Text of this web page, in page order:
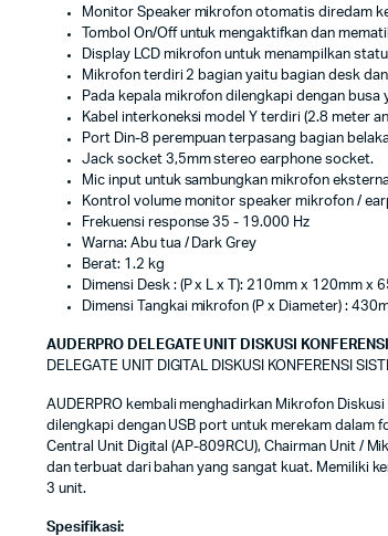
Monitor Speaker mikrofon otomatis diredam
Tombol On/Off untuk mengaktifkan dan
Display LCD mikrofon untuk menampilkan
Mikrofon terdiri 2 bagian yaitu bagian desk
Pada kepala mikrofon dilengkapi dengan
Kabel interkoneksi model Y terdiri (2.8 meter
Port Din-8 perempuan terpasang bagian
Jack socket 3,5mm stereo earphone socket.
Mic input untuk sambungkan mikrofon
Kontrol volume monitor speaker mikrofon /
Frekuensi response 35 - 19.000 Hz
Warna: Abu tua / Dark Grey
Berat: 1.2 kg
Dimensi Desk : (P x L x T): 210mm x 120mm x
Dimensi Tangkai mikrofon (P x Diameter) :
AUDERPRO DELEGATE UNIT DISKUSI
DELEGATE UNIT DIGITAL DISKUSI KONFERENSI
AUDERPRO kembali menghadirkan Mikrofon
dilengkapi dengan USB port untuk merekam dalam
Central Unit Digital (AP-809RCU), Chairman Unit /
dan terbuat dari bahan yang sangat kuat. Memiliki
3 unit.
Spesifikasi: